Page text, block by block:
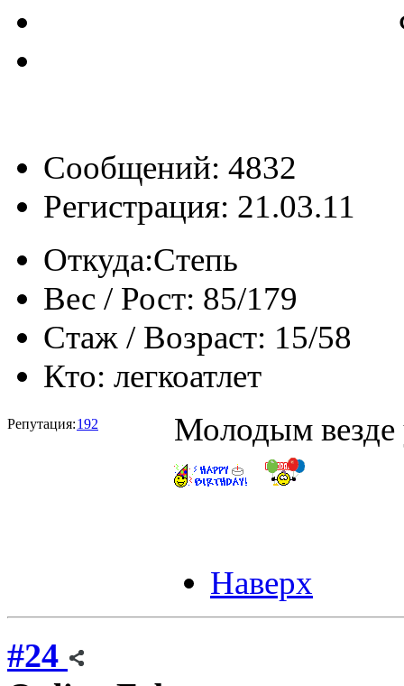
Сообщений: 4832
Регистрация: 21.03.11
Откуда:Степь
Вес / Рост: 85/179
Стаж / Возраст: 15/58
Кто: легкоатлет
Репутация:192 Молодым везде
Наверх
#24